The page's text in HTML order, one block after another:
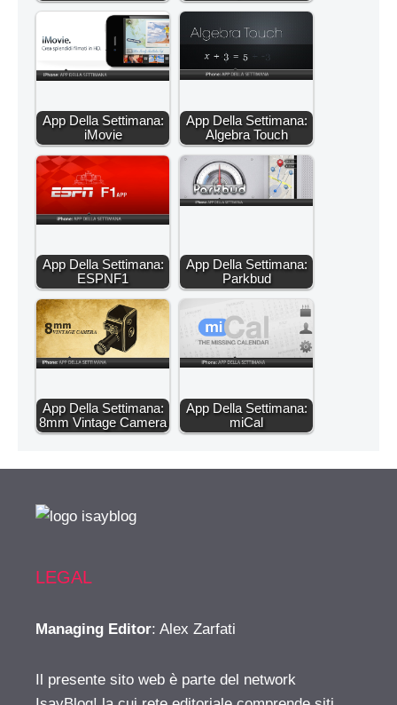
App Della Settimana:
iMovie
App Della Settimana:
Algebra Touch
App Della Settimana:
ESPNF1
App Della Settimana:
Parkbud
App Della Settimana:
8mm Vintage Camera
App Della Settimana:
miCal
LEGAL
Managing Editor: Alex Zarfati
Il presente sito web è parte del network